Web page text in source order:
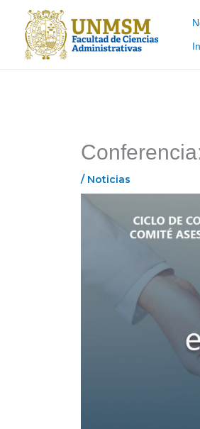
contenido
/ Noticias